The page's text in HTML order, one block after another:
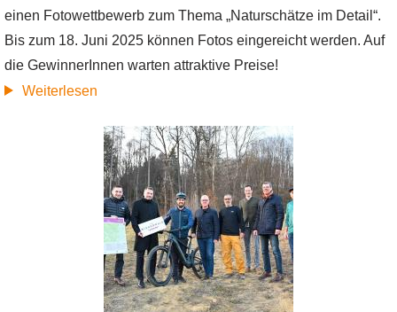
einen Fotowettbewerb zum Thema „Naturschätze im Detail“.
Bis zum 18. Juni 2025 können Fotos eingereicht werden. Auf
die GewinnerInnen warten attraktive Preise!
Weiterlesen
"Naturschätze
im
Detail"